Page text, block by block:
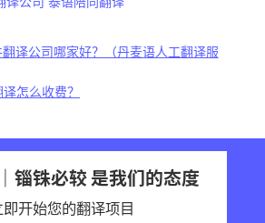
译公司哪家好？（丹麦语人工翻译服
怎么收费？
锱铢必较 是我们的态度
即开始您的翻译项目